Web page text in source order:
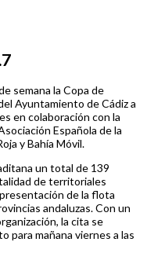
semana la Copa de
Ayuntamiento de Cádiz a
en colaboración con la
Española de la
y Bahía Móvil.
un total de 139
de territoriales
de la flota
andaluzas. Con un
la cita se
para mañana viernes a las